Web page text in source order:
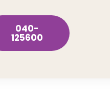
040-
125600